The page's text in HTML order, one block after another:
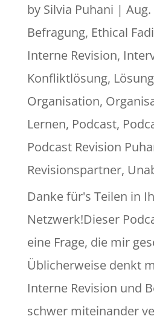
by Silvia Puhani | Aug.
Befragung, Ethical
Interne Revision,
Konfliktlösung, Lösung
Organisation,
Lernen, Podcast,
Podcast Revision
Revisionspartner,
Danke für's Teilen in
Netzwerk!Dieser
eine Frage, die mir
Üblicherweise denkt
Interne Revision und
schwer miteinander